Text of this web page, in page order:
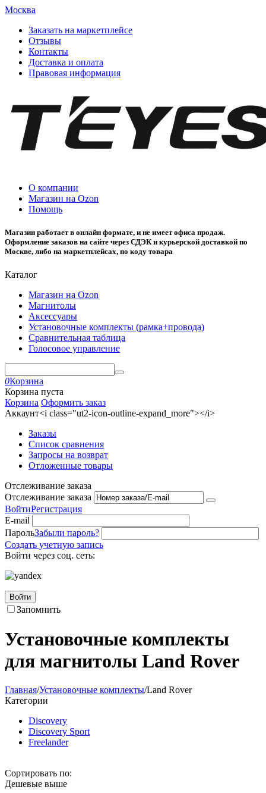
Москва
Заказать на маркетплейсе
Отзывы
Контакты
Доставка и оплата
Правовая информация
О компании
Магазин на Ozon
Помощь
Магазин работает в онлайн формате, и не имеет офиса продаж.
Оформление заказов на сайте через СДЭК и курьерской доставкой по
Москве, либо на маркетплейсах, по коду товара
Каталог
Магазин на Ozon
Магнитолы
Аксессуары
Установочные комплекты (рамка+провода)
Сравнительная таблица
Голосовое управление
0Корзина
Корзина пуста
Корзина Оформить заказ
Аккаунт<i class="ut2-icon-outline-expand_more"></i>
Заказы
Список сравнения
Запросы на возврат
Отложенные товары
Отслеживание заказа
Отслеживание заказа
ВойтиРегистрация
E-mail
ПарольЗабыли пароль?
Создать учетную запись
Войти через соц. сеть:
Войти
Запомнить
Установочные комплекты
для магнитолы Land Rover
Главная/Установочные комплекты/Land Rover
Категории
Discovery
Discovery Sport
Freelander
Сортировать по:
Дешевые выше